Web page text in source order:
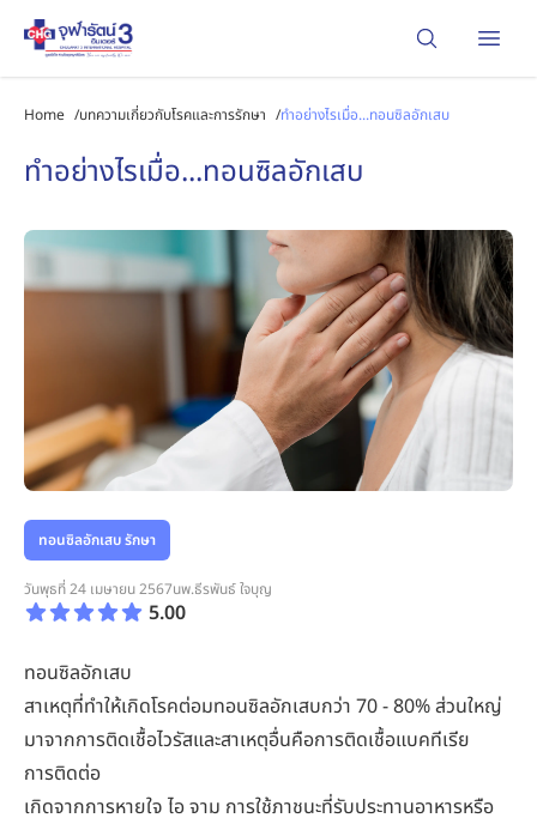
Home /บทความเกี่ยวกับโรคและการรักษา /ทำอย่างไรเมื่อ...ทอนซิลอักเสบ
ทำอย่างไรเมื่อ...ทอนซิลอักเสบ
ทอนซิลอักเสบ รักษา
วันพุธที่ 24 เมษายน 2567นพ.ธีรพันธ์ ใจบุญ
5.00
ทอนซิลอักเสบ
สาเหตุที่ทำให้เกิดโรคต่อมทอนซิลอักเสบกว่า 70 - 80% ส่วนใหญ่
มาจากการติดเชื้อไวรัสและสาเหตุอื่นคือการติดเชื้อแบคทีเรีย
การติดต่อ
เกิดจากการหายใจ ไอ จาม การใช้ภาชนะที่รับประทานอาหารหรือ